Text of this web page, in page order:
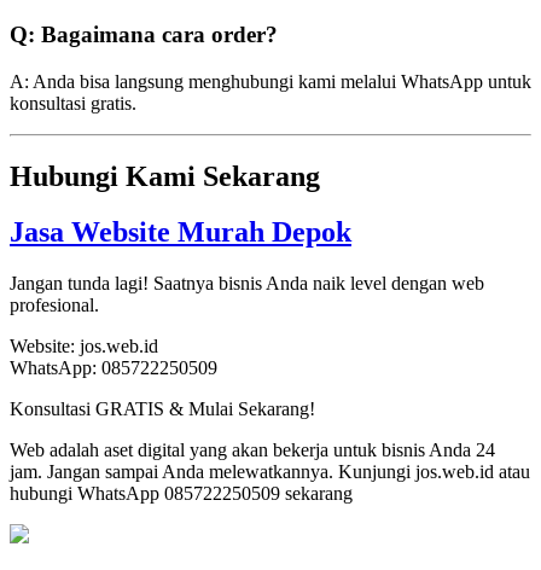
Q: Bagaimana cara order?
A: Anda bisa langsung menghubungi kami melalui WhatsApp untuk
konsultasi gratis.
Hubungi Kami Sekarang
Jasa Website Murah Depok
Jangan tunda lagi! Saatnya bisnis Anda naik level dengan web
profesional.
Website: jos.web.id
WhatsApp: 085722250509
Konsultasi GRATIS & Mulai Sekarang!
Web adalah aset digital yang akan bekerja untuk bisnis Anda 24
jam. Jangan sampai Anda melewatkannya. Kunjungi jos.web.id atau
hubungi WhatsApp 085722250509 sekarang